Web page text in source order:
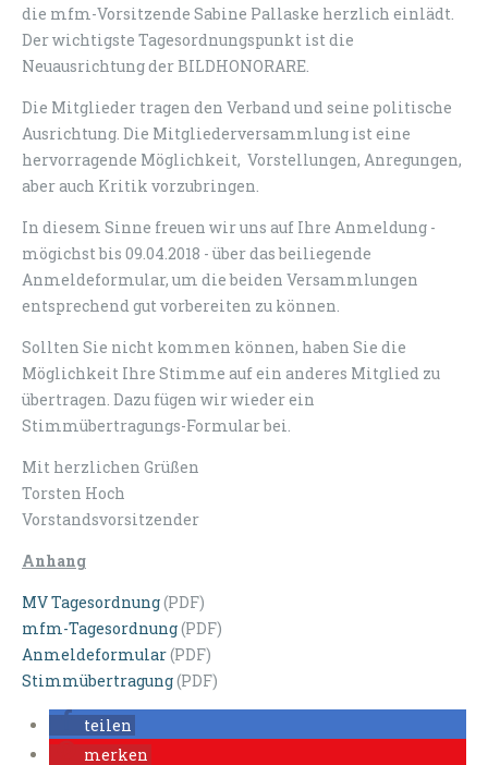
die mfm-Vorsitzende Sabine Pallaske herzlich einlädt.
Der wichtigste Tagesordnungspunkt ist die
Neuausrichtung der BILDHONORARE.
Die Mitglieder tragen den Verband und seine politische
Ausrichtung. Die Mitgliederversammlung ist eine
hervorragende Möglichkeit, Vorstellungen, Anregungen,
aber auch Kritik vorzubringen.
In diesem Sinne freuen wir uns auf Ihre Anmeldung -
mögichst bis 09.04.2018 - über das beiliegende
Anmeldeformular, um die beiden Versammlungen
entsprechend gut vorbereiten zu können.
Sollten Sie nicht kommen können, haben Sie die
Möglichkeit Ihre Stimme auf ein anderes Mitglied zu
übertragen. Dazu fügen wir wieder ein
Stimmübertragungs-Formular bei.
Mit herzlichen Grüßen
Torsten Hoch
Vorstandsvorsitzender
Anhang
MV Tagesordnung(PDF)
mfm-Tagesordnung(PDF)
Anmeldeformular(PDF)
Stimmübertragung(PDF)
teilen
merken